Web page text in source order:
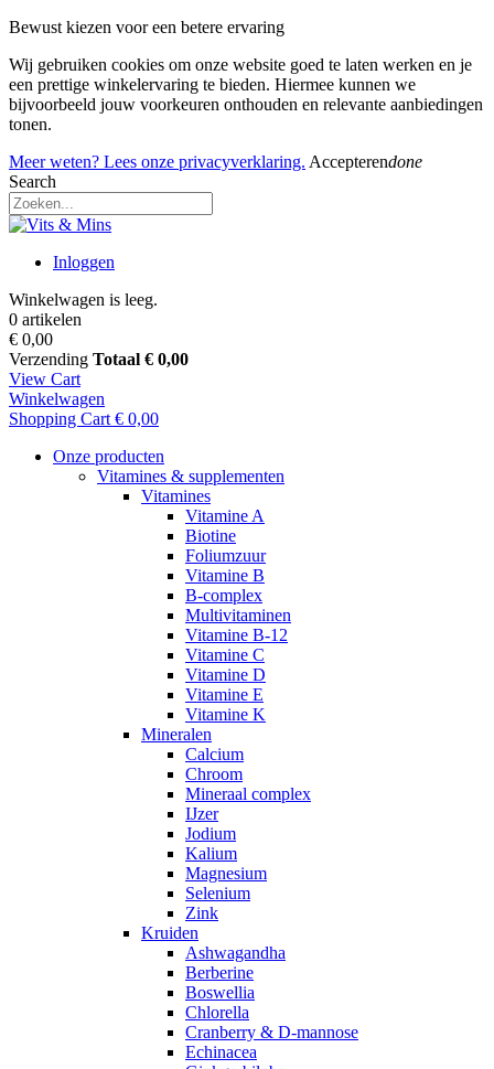
Bewust kiezen voor een betere ervaring
Wij gebruiken cookies om onze website goed te laten werken en je
een prettige winkelervaring te bieden. Hiermee kunnen we
bijvoorbeeld jouw voorkeuren onthouden en relevante aanbiedingen
tonen.
Meer weten? Lees onze privacyverklaring. Accepterendone
Search
Inloggen
Winkelwagen is leeg.
0 artikelen
€ 0,00
Verzending Totaal € 0,00
View Cart
Winkelwagen
Shopping Cart € 0,00
Onze producten
Vitamines & supplementen
Vitamines
Vitamine A
Biotine
Foliumzuur
Vitamine B
B-complex
Multivitaminen
Vitamine B-12
Vitamine C
Vitamine D
Vitamine E
Vitamine K
Mineralen
Calcium
Chroom
Mineraal complex
IJzer
Jodium
Kalium
Magnesium
Selenium
Zink
Kruiden
Ashwagandha
Berberine
Boswellia
Chlorella
Cranberry & D-mannose
Echinacea